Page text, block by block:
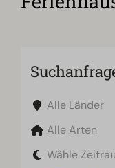
Alle Länder
Alle Arten
Wähle